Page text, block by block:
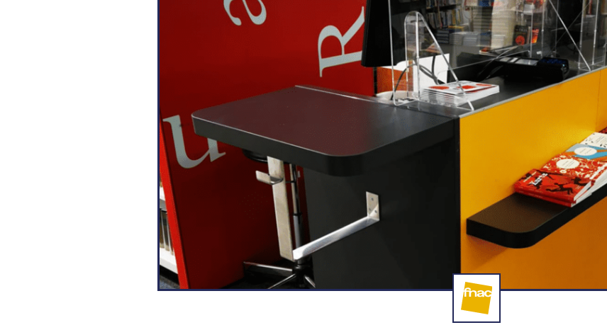
Bureau d’étude et création
de concept
Conception Fabrication et
Déploiement de mobilier